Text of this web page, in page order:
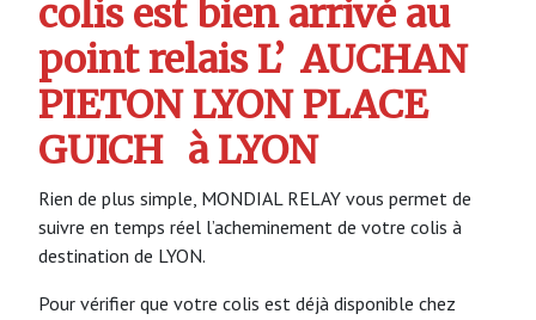
colis est bien arrivé au
point relais L’ AUCHAN
PIETON LYON PLACE
GUICH à LYON
Rien de plus simple, MONDIAL RELAY vous permet de
suivre en temps réel l’acheminement de votre colis à
destination de LYON.
Pour vérifier que votre colis est déjà disponible chez